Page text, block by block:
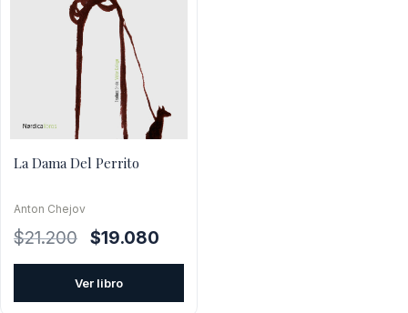
La Dama Del Perrito
Anton Chejov
$21.200
El
original
era:
$19.080
es:
Ver libro